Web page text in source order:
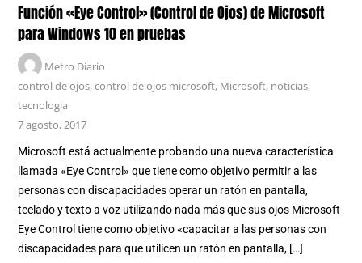
Función «Eye Control» (Control de Ojos) de Microsoft
para Windows 10 en pruebas
Metro Diario
control de ojos,control de ojos microsoft, Microsoft, noticias,
tecnologia
7 agosto, 2017
Microsoft está actualmente probando una nueva característica
llamada «Eye Control» que tiene como objetivo permitir a las
personas con discapacidades operar un ratón en pantalla,
teclado y texto a voz utilizando nada más que sus ojos Microsoft
Eye Control tiene como objetivo «capacitar a las personas con
discapacidades para que utilicen un ratón en pantalla, […]